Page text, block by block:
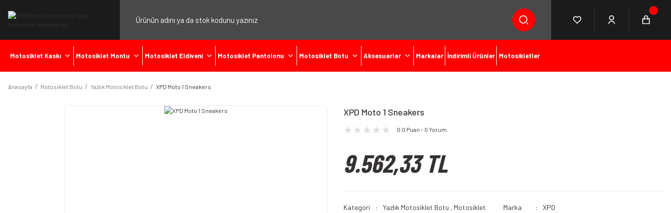
Motosiklet Kaskı Motosiklet Montu Motosiklet Eldiveni Motosiklet Pantolonu Motosiklet Botu Aksesuarlar Markalar İndirimli Ürünler Motosikletler
Anasayfa Motosiklet Botu Yazlık Motosiklet Botu XPD Moto 1 Sneakers
XPD Moto 1 Sneakers
0.0 Puan - 0 Yorum
9.562,33 TL
Kategori Yazlık Motosiklet Botu , Motosiklet
Marka XPD